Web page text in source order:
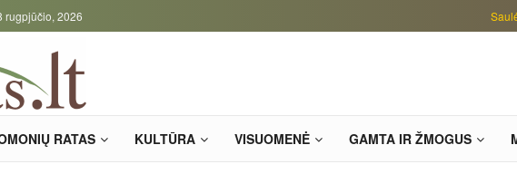
rugpjūčio, 2026
RATAS KULTŪRA VISUOMENĖ GAMTA IR ŽMOGUS